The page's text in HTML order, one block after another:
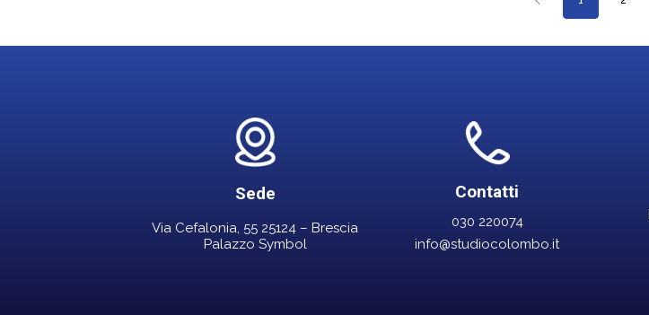
Sede
Via Cefalonia, 55 25124 – Brescia
Palazzo Symbol
Contatti
030 220074
info@studiocolombo.it